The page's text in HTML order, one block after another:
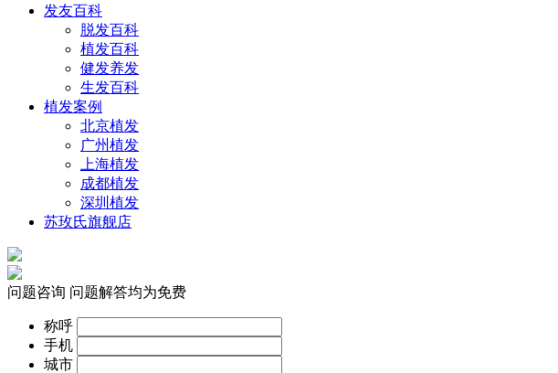
发友百科
脱发百科
植发百科
健发养发
生发百科
植发案例
北京植发
广州植发
上海植发
成都植发
深圳植发
苏玫氏旗舰店
问题咨询 问题解答均为免费
称呼
手机
城市